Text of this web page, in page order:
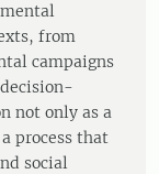
from
campaigns
not only as a
process that
social